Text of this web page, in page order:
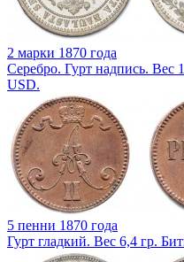
2 марки 1870 года
Серебро. Гурт надпись. Вес
USD.
5 пенни 1870 года
Гурт гладкий. Вес 6,4 гр.